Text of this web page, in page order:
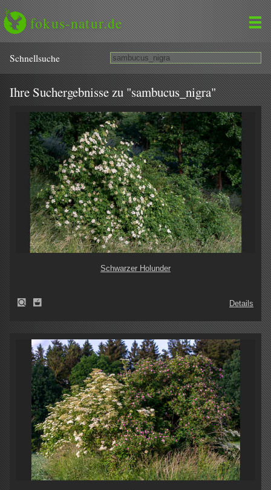
fokus-natur.de
Schnell­suche
Ihre Suchergebnisse zu "sambucus_nigra"
Schwarzer Holunder
Details